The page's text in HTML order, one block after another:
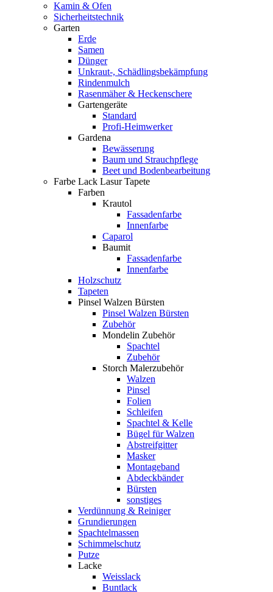
Kamin & Ofen
Sicherheitstechnik
Garten
Erde
Samen
Dünger
Unkraut-, Schädlingsbekämpfung
Rindenmulch
Rasenmäher & Heckenschere
Gartengeräte
Standard
Profi-Heimwerker
Gardena
Bewässerung
Baum und Strauchpflege
Beet und Bodenbearbeitung
Farbe Lack Lasur Tapete
Farben
Krautol
Fassadenfarbe
Innenfarbe
Caparol
Baumit
Fassadenfarbe
Innenfarbe
Holzschutz
Tapeten
Pinsel Walzen Bürsten
Pinsel Walzen Bürsten
Zubehör
Mondelin Zubehör
Spachtel
Zubehör
Storch Malerzubehör
Walzen
Pinsel
Folien
Schleifen
Spachtel & Kelle
Bügel für Walzen
Abstreifgitter
Masker
Montageband
Abdeckbänder
Bürsten
sonstiges
Verdünnung & Reiniger
Grundierungen
Spachtelmassen
Schimmelschutz
Putze
Lacke
Weisslack
Buntlack